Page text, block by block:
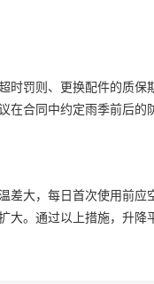
罚则、更换配件的质
合同中约定雨季前后的
大，每日首次使用前
。通过以上措施，升降